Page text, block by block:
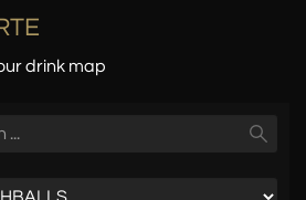
drink map